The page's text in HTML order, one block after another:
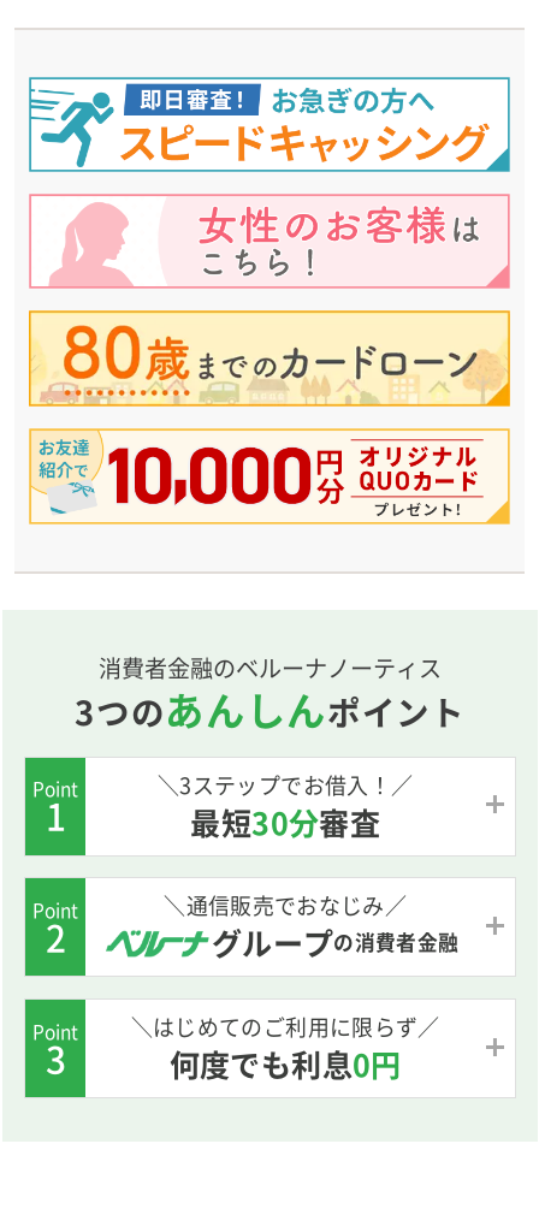
消費者金融のベルーナノーティス
3つのあんしんポイント
Point
1
＼3ステップでお借入！／
最短30分審査
Point
2
＼通信販売でおなじみ／
グループの消費者金融
Point
3
＼はじめてのご利用に限らず／
何度でも利息0円